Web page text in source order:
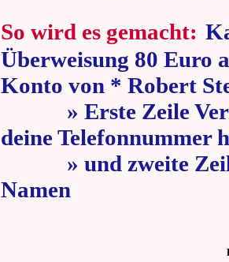
So wird es gemacht:
Überweisung 80 Euro
Konto von * Robert
» Erste Zeile
deine Telefonnummer
» und zweite Zeile
Namen